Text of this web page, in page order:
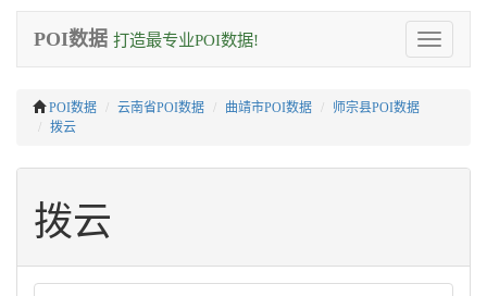
Toggle
navigation
POI数据 打造最专业POI数据!
POI数据 云南省POI数据 曲靖市POI数据
师宗县POI数据
拨云
拨云